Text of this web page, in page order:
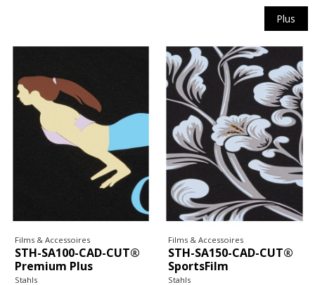
Plus
Films & Accessoires
STH-SA100-CAD-CUT®
Premium Plus
Stahls
Films & Accessoires
STH-SA150-CAD-CUT®
SportsFilm
Stahls